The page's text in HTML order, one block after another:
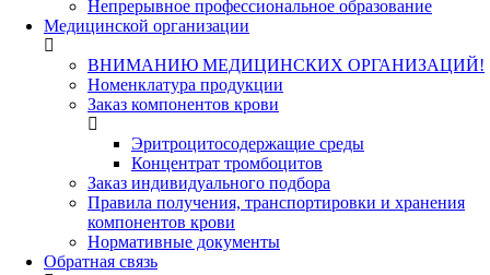
Непрерывное профессиональное образование
Медицинской организации
ВНИМАНИЮ МЕДИЦИНСКИХ ОРГАНИЗАЦИЙ!
Номенклатура продукции
Заказ компонентов крови
Эритроцитосодержащие среды
Концентрат тромбоцитов
Заказ индивидуального подбора
Правила получения, транспортировки и хранения
компонентов крови
Нормативные документы
Обратная связь